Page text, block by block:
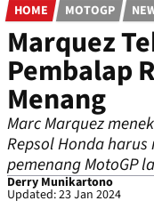
HOME MOTOGP
Marquez
Pembalap
Menang
Marc Marquez
Repsol Honda
pemenang MotoGP
Derry Munikartono
Updated: 23 Jan 2024